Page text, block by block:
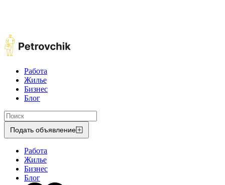
Работа
Жилье
Бизнес
Блог
Подать объявление
Работа
Жилье
Бизнес
Блог